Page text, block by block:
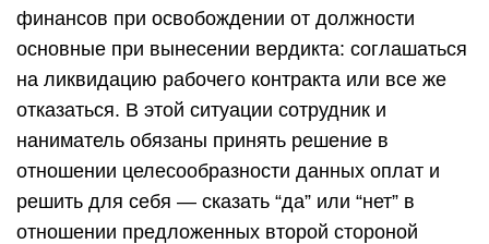
финансов при освобождении от должности
основные при вынесении вердикта: соглашаться
на ликвидацию рабочего контракта или все же
отказаться. В этой ситуации сотрудник и
наниматель обязаны принять решение в
отношении целесообразности данных оплат и
решить для себя — сказать “да” или “нет” в
отношении предложенных второй стороной